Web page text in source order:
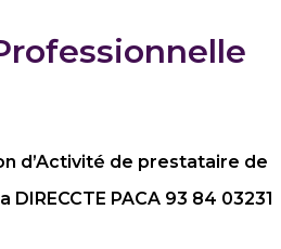
d’Activité de prestataire de
PACA 93 84 03231